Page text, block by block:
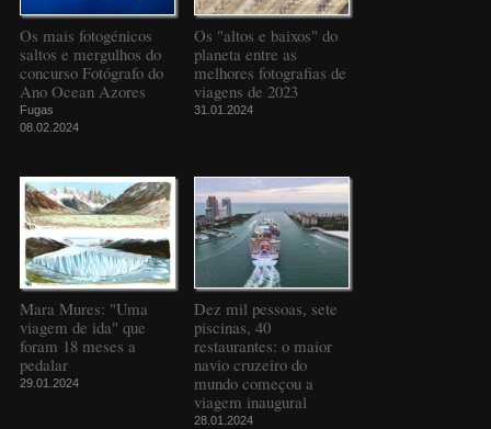
Os mais fotogénicos
saltos e mergulhos do
concurso Fotógrafo do
Ano Ocean Azores
Fugas
08.02.2024
Os "altos e baixos" do
planeta entre as
melhores fotografias de
viagens de 2023
31.01.2024
Mara Mures: "Uma
viagem de ida" que
foram 18 meses a
pedalar
29.01.2024
Dez mil pessoas, sete
piscinas, 40
restaurantes: o maior
navio cruzeiro do
mundo começou a
viagem inaugural
28.01.2024